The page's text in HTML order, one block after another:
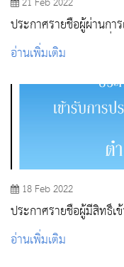
ประกาศรายชื่อผู้ผ่านกา
กระทรวงสาธารณสุขทั่ว
อ่านเพิ่มเติม
18 Feb 2022
ประกาศรายชื่อผู้มีสิทธิ์เ
ธุรการ)
อ่านเพิ่มเติม